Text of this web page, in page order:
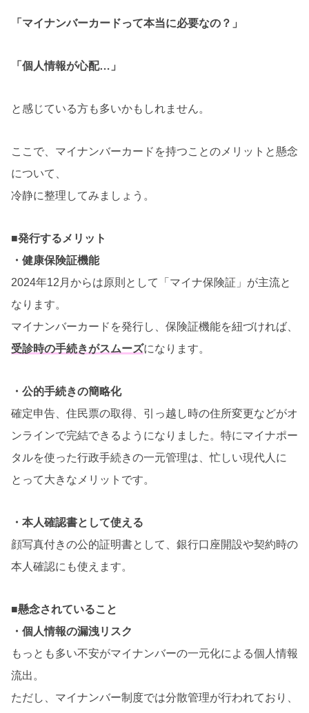
「マイナンバーカードって本当に必要なの？」
「個人情報が心配…」
と感じている方も多いかもしれません。
ここで、マイナンバーカードを持つことのメリットと懸念
について、
冷静に整理してみましょう。
■発行するメリット
・健康保険証機能
2024年12月からは原則として「マイナ保険証」が主流と
なります。
マイナンバーカードを発行し、保険証機能を紐づければ、
受診時の手続きがスムーズになります。
・公的手続きの簡略化
確定申告、住民票の取得、引っ越し時の住所変更などがオ
ンラインで完結できるようになりました。特にマイナポー
タルを使った行政手続きの一元管理は、忙しい現代人に
とって大きなメリットです。
・本人確認書として使える
顔写真付きの公的証明書として、銀行口座開設や契約時の
本人確認にも使えます。
■懸念されていること
・個人情報の漏洩リスク
もっとも多い不安がマイナンバーの一元化による個人情報
流出。
ただし、マイナンバー制度では分散管理が行われており、